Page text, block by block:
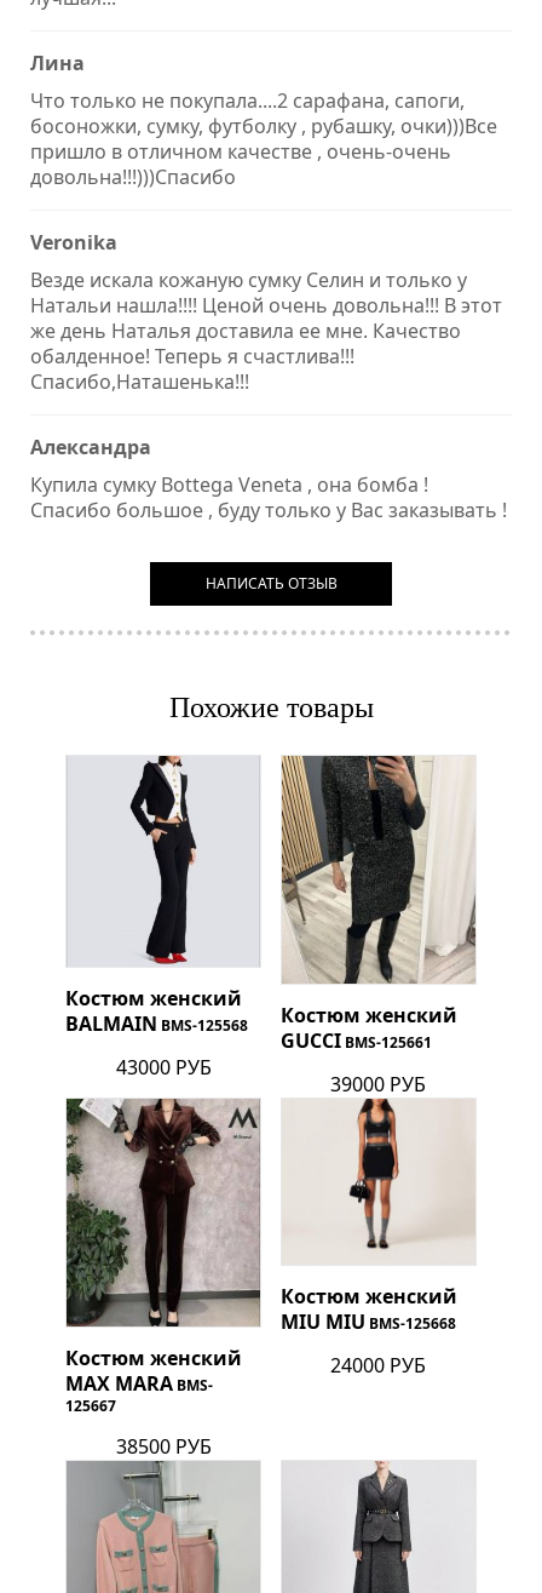
Лина
Что только не покупала....2 сарафана, сапоги,
босоножки, сумку, футболку , рубашку, очки)))Все
пришло в отличном качестве , очень-очень
довольна!!!)))Спасибо
Veronika
Везде искала кожаную сумку Селин и только у
Натальи нашла!!!! Ценой очень довольна!!! В этот
же день Наталья доставила ее мне. Качество
обалденное! Теперь я счастлива!!!
Спасибо,Наташенька!!!
Александра
Купила сумку Bottega Veneta , она бомба !
Спасибо большое , буду только у Вас заказывать !
НАПИСАТЬ ОТЗЫВ
Похожие товары
Костюм женский
BALMAIN BMS-125568
43000 РУБ
Костюм женский
GUCCI BMS-125661
39000 РУБ
Костюм женский
MAX MARA BMS-
125667
38500 РУБ
Костюм женский
MIU MIU BMS-125668
24000 РУБ